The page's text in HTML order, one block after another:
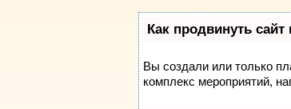
Как продвинуть
Вы создали или только
комплекс мероприятий,